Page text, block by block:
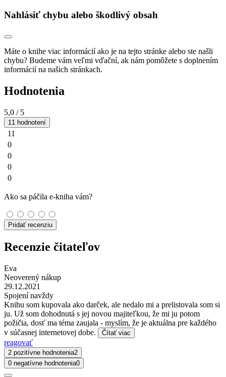
Nahlásiť chybu alebo škodlivý obsah
Máte o knihe viac informácií ako je na tejto stránke alebo ste našli
chybu? Budeme vám veľmi vďační, ak nám pomôžete s doplnením
informácií na našich stránkach.
Hodnotenia
5,0 / 5
11 hodnotení
11
0
0
0
0
Ako sa páčila e-kniha vám?
Pridať recenziu
Recenzie čitateľov
Eva
Neoverený nákup
29.12.2021
Spojení navždy
Knihu som kupovala ako darček, ale nedalo mi a prelistovala som si
ju. Už som dohodnutá s jej novou majiteľkou, že mi ju potom
požičia, dosť ma téma zaujala - myslím, že je aktuálna pre každého
v súčasnej internetovej dobe.
Čítať viac
reagovať
2 pozitívne hodnotenia2
0 negatívne hodnotenia0